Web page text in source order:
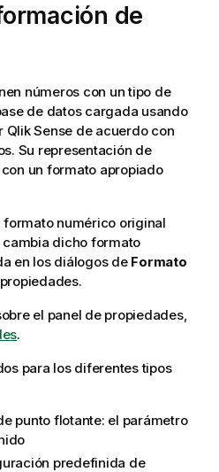
de
números con un tipo de
de datos cargada usando
Qlik Sense de acuerdo con
Su representación de
un formato apropiado
numérico original
dicho formato
en los diálogos de Formato
el panel de propiedades,
.
para los diferentes tipos
punto flotante: el parámetro
predefinida de